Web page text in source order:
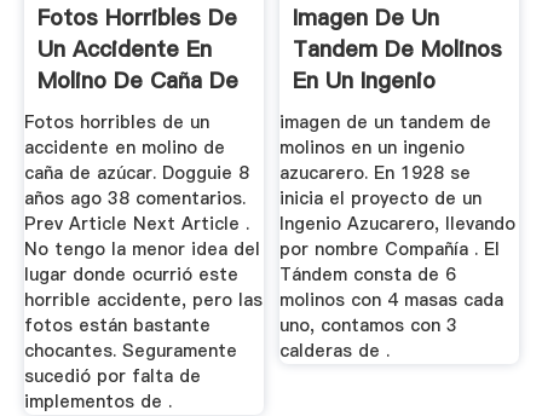
Fotos Horribles De
Un Accidente En
Molino De Caña De
...
Fotos horribles de un
accidente en molino de
caña de azúcar. Dogguie 8
años ago 38 comentarios.
Prev Article Next Article .
No tengo la menor idea del
lugar donde ocurrió este
horrible accidente, pero las
fotos están bastante
chocantes. Seguramente
sucedió por falta de
implementos de .
Imagen De Un
Tandem De Molinos
En Un Ingenio
Azucarero
imagen de un tandem de
molinos en un ingenio
azucarero. En 1928 se
inicia el proyecto de un
Ingenio Azucarero, llevando
por nombre Compañía . El
Tándem consta de 6
molinos con 4 masas cada
uno, contamos con 3
calderas de .